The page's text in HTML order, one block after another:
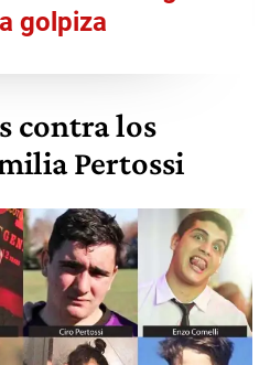
golpiza
contra los
Pertossi